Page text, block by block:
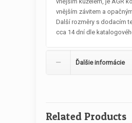
vnějším závitem a
Další rozměry s dodacím
cca 14 dní dle
Ďalšie informácie
Related Products